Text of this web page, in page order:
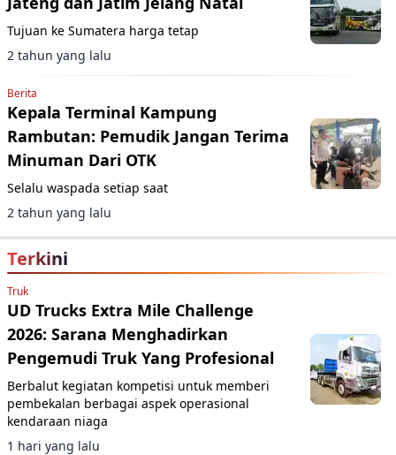
Tujuan ke Sumatera harga tetap
2 tahun yang lalu
Berita
Kepala Terminal Kampung
Rambutan: Pemudik Jangan Terima
Minuman Dari OTK
Selalu waspada setiap saat
2 tahun yang lalu
Terkini
Truk
UD Trucks Extra Mile Challenge
2026: Sarana Menghadirkan
Pengemudi Truk Yang Profesional
Berbalut kegiatan kompetisi untuk memberi
pembekalan berbagai aspek operasional
kendaraan niaga
1 hari yang lalu